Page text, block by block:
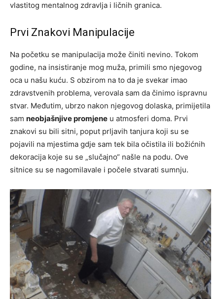
vlastitog mentalnog zdravlja i ličnih granica.
Prvi Znakovi Manipulacije
Na početku se manipulacija može činiti nevino. Tokom
godine, na insistiranje mog muža, primili smo njegovog
oca u našu kuću. S obzirom na to da je svekar imao
zdravstvenih problema, verovala sam da činimo ispravnu
stvar. Međutim, ubrzo nakon njegovog dolaska, primijetila
sam neobjašnjive promjene u atmosferi doma. Prvi
znakovi su bili sitni, poput prljavih tanjura koji su se
pojavili na mjestima gdje sam tek bila očistila ili božićnih
dekoracija koje su se „slučajno“ našle na podu. Ove
sitnice su se nagomilavale i počele stvarati sumnju.